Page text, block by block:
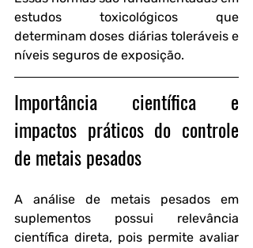
estudos toxicológicos que
determinam doses diárias toleráveis e
níveis seguros de exposição.
Importância científica e
impactos práticos do controle
de metais pesados
A análise de metais pesados em
suplementos possui relevância
científica direta, pois permite avaliar